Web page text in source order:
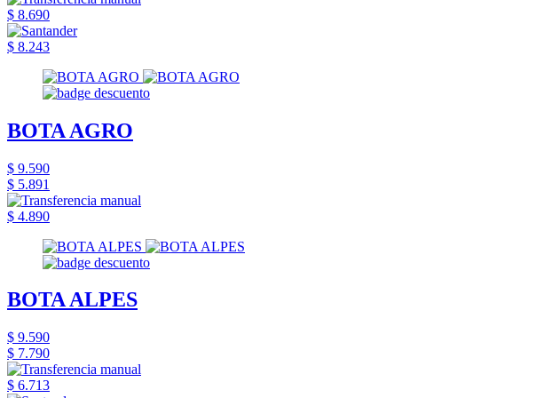
$ 8.690
$ 8.243
BOTA AGRO
$ 9.590
$ 5.891
$ 4.890
BOTA ALPES
$ 9.590
$ 7.790
$ 6.713